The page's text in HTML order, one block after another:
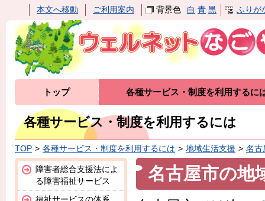
本文へ移動 ご利用案内 背景色 白 青 黒 ふりが
トップ 各種サービス・制度を利用するに
各種サービス・制度を利用するには
TOP 各種サービス・制度を利用するには 地域生活支援 名古
名古屋市の地
障害者総合支援法によ
る障害福祉サービス